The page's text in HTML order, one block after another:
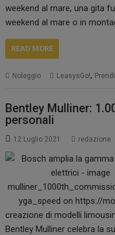
weekend al mare, una gita
weekend al mare o in
READ MORE
Noleggio LeasysGo!,
Bentley Mulliner:
personali
12 Luglio 2021 redazione
creazione di modelli
Bentley Mulliner celebra la